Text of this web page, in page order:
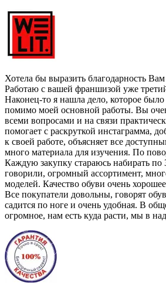
Хотела бы выразить благодарность
Работаю с вашей франшизой уже
Наконец-то я нашла дело, которое
помимо моей основной работы. Вы
всеми вопросами и на связи
помогает с раскруткой инстаграмма,
к своей работе, объясняет все
много материала для изучения. По
Каждую закупку стараюсь набирать
говорили, огромный ассортимент,
моделей. Качество обуви очень
Все покупатели довольны, говорят
садится по ноге и очень удобная. В
огромное, нам есть куда расти, мы в